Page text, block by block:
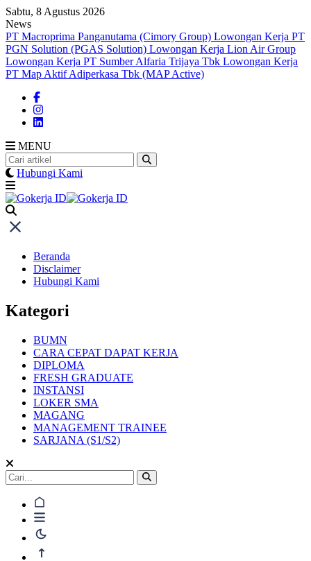
Skip
to
content
Sabtu, 8 Agustus 2026
News
PT Macroprima Panganutama (Cimory Group) Lowongan Kerja PT
PGN Solution (PGAS Solution) Lowongan Kerja Lion Air Group
Lowongan Kerja PT Sumber Alfaria Trijaya Tbk Lowongan Kerja
PT Map Aktif Adiperkasa Tbk (MAP Active)
MENU
Hubungi Kami
Beranda
Disclaimer
Hubungi Kami
Kategori
BUMN
CARA CEPAT DAPAT KERJA
DIPLOMA
FRESH GRADUATE
INSTANSI
LOKER SMA
MAGANG
MANAGEMENT TRAINEE
SARJANA (S1/S2)